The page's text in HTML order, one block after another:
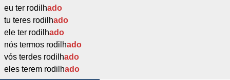
eu ter rodilhado
tu teres rodilhado
ele ter rodilhado
nós termos rodilhado
vós terdes rodilhado
eles terem rodilhado